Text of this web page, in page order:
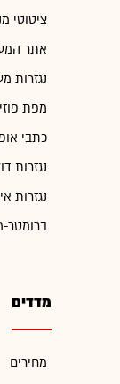
ציטוטי
אתר
נגזרות
מפת
כתבי
נגזרות
נגזרות
ברומטר-
מדדים
מחירים